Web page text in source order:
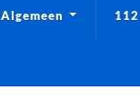
Algemeen 112